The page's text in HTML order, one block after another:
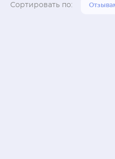
Сортировать по: